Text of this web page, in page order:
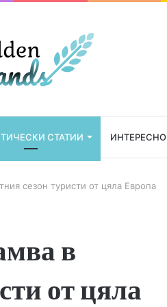
СТАТИИ ИНТЕРЕСНО
сезон туристи от цяла Европа
в
от цяла